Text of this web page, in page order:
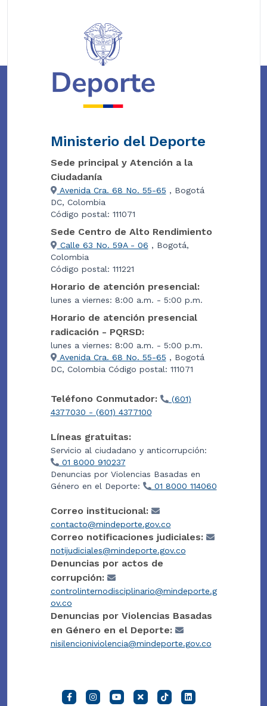
Ministerio del Deporte
Sede principal y Atención a la
Ciudadanía
Avenida Cra. 68 No. 55-65 , Bogotá
DC, Colombia
Código postal: 111071
Sede Centro de Alto Rendimiento
Calle 63 No. 59A - 06 , Bogotá,
Colombia
Código postal: 111221
Horario de atención presencial:
lunes a viernes: 8:00 a.m. - 5:00 p.m.
Horario de atención presencial
radicación - PQRSD:
lunes a viernes: 8:00 a.m. - 5:00 p.m.
Avenida Cra. 68 No. 55-65 , Bogotá
DC, Colombia Código postal: 111071
Teléfono Conmutador:
(601)
4377030 - (601) 4377100
Líneas gratuitas:
Servicio al ciudadano y anticorrupción:
01 8000 910237
Denuncias por Violencias Basadas en
Género en el Deporte:
01 8000 114060
Correo institucional:
contacto@mindeporte.gov.co
Correo notificaciones judiciales:
notijudiciales@mindeporte.gov.co
Denuncias por actos de
corrupción:
controlinternodisciplinario@mindeporte.g
ov.co
Denuncias por Violencias Basadas
en Género en el Deporte:
nisilencioniviolencia@mindeporte.gov.co